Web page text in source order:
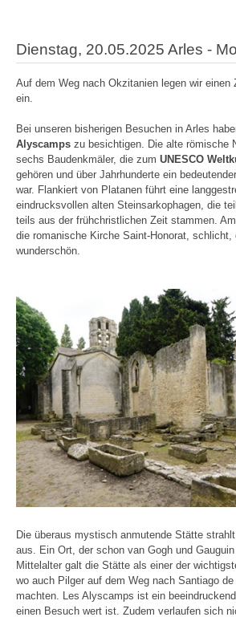
Dienstag, 20.05.2025 Arles -
Auf dem Weg nach Okzitanien legen wir einen
ein.
Bei unseren bisherigen Besuchen in Arles
Alyscamps zu besichtigen. Die alte römische
sechs Baudenkmäler, die zum UNESCO
gehören und über Jahrhunderte ein
war. Flankiert von Platanen führt eine
eindrucksvollen alten Steinsarkophagen, die
teils aus der frühchristlichen Zeit stammen.
die romanische Kirche Saint-Honorat, schlicht,
wunderschön.
Die überaus mystisch anmutende Stätte
aus. Ein Ort, der schon van Gogh und
Mittelalter galt die Stätte als einer der
wo auch Pilger auf dem Weg nach Santiago
machten. Les Alyscamps ist ein
einen Besuch wert ist. Zudem verlaufen sich